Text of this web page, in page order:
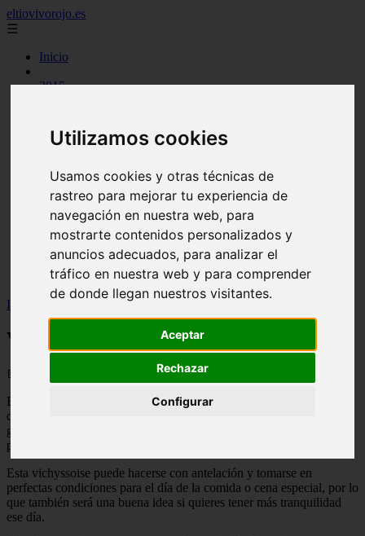
Utilizamos cookies
Usamos cookies y otras técnicas de
rastreo para mejorar tu experiencia de
navegación en nuestra web, para
mostrarte contenidos personalizados y
anuncios adecuados, para analizar el
tráfico en nuestra web y para comprender
de donde llegan nuestros visitantes.
Aceptar
Rechazar
Configurar
eltiovivorojo.es
☰
Inicio
2015
carnes
comidas
huevos
mariscos
otros
postres
producto
reposteria
venezuela
verduras
Inicio
Vichyssoise o crema de puerros vegana
Vichyssoise o crema de puerros vegana
📅 07/05/2025
Esta crema de puerros está buenísima tanto caliente como fría, así
que es perfecta para cualquier época del año. Y su sabor suave
gustará a todos. Además su color blanco la hace tan bonita que es
perfecta tanto para días de diario como para ocasiones especiales.
Esta vichyssoise puede hacerse con antelación y tomarse en
perfectas condiciones para el día de la comida o cena especial, por lo
que también será una buena idea si quieres tener más tranquilidad
ese día.